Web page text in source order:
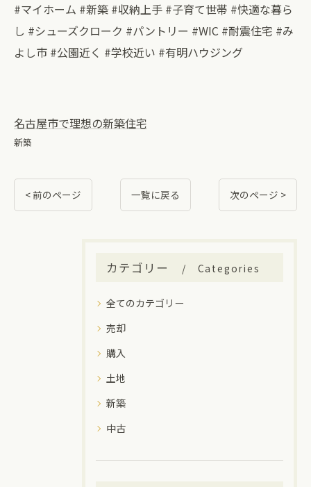
#マイホーム #新築 #収納上手 #子育て世帯 #快適な暮ら
し #シューズクローク #パントリー #WIC #耐震住宅 #み
よし市 #公園近く #学校近い #有明ハウジング
名古屋市で理想の新築住宅
新築
< 前のページ 一覧に戻る 次のページ >
カテゴリー Categories
全てのカテゴリー
売却
購入
土地
新築
中古